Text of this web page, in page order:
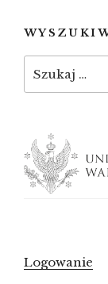
Logowanie